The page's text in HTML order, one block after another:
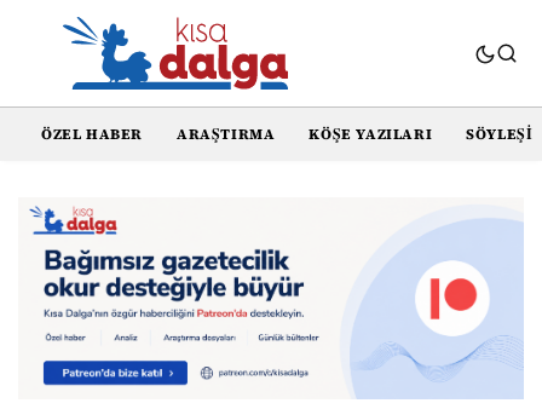
ÖZEL HABER ARAŞTIRMA KÖŞE YAZILARI SÖYLEŞI